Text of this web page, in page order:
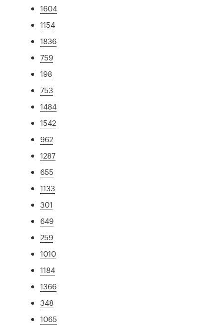
1604
1154
1836
759
198
753
1484
1542
962
1287
655
1133
301
649
259
1010
1184
1366
348
1065